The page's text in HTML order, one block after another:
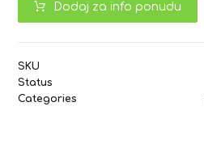
Dodaj za info ponudu
SKU
Status
Categories